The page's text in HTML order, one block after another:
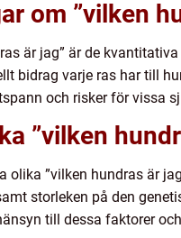
om ”vilken
är jag” är de
bidrag varje ras har till
och risker för vissa
”vilken
”vilken hundras är
storleken på den
till dessa faktorer